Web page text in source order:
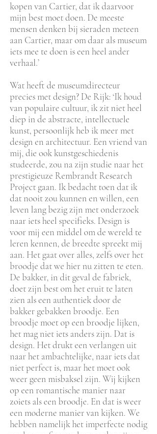
kopen van Cartier, dat ik daarvoor
mijn best moet doen. De meeste
mensen denken bij sieraden meteen
aan Cartier, maar om daar als museum
iets mee te doen is een heel ander
verhaal.’
Wat heeft de museumdirecteur
precies met design? De Rijk: ‘Ik houd
van populaire cultuur, ik zit niet heel
diep in de abstracte, intellectuele
kunst, persoonlijk heb ik meer met
design en architectuur. Een vriend van
mij, die ook kunstgeschiedenis
studeerde, zou na zijn studie naar het
prestigieuze Rembrandt Research
Project gaan. Ik bedacht toen dat ik
dat nooit zou kunnen en willen, een
leven lang bezig zijn met onderzoek
naar iets heel specifieks. Design is
voor mij een middel om de wereld te
leren kennen, de breedte spreekt mij
aan. Het gaat over alles, zelfs over het
broodje dat we hier nu zitten te eten.
De bakker, in dit geval de fabriek,
doet zijn best om het eruit te laten
zien als een authentiek door de
bakker gebakken broodje. Een
broodje moet op een broodje lijken,
het mag niet iets anders zijn. Dat is
design. Het drukt een verlangen uit
naar het ambachtelijke, naar iets dat
niet perfect is, maar het moet ook
weer geen misbaksel zijn. Wij kijken
op een romantische manier naar
zoiets als een broodje. En dat is weer
een moderne manier van kijken. We
hebben namelijk het imperfecte nodig